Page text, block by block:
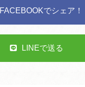
FACEBOOKでシェア！
LINEで送る